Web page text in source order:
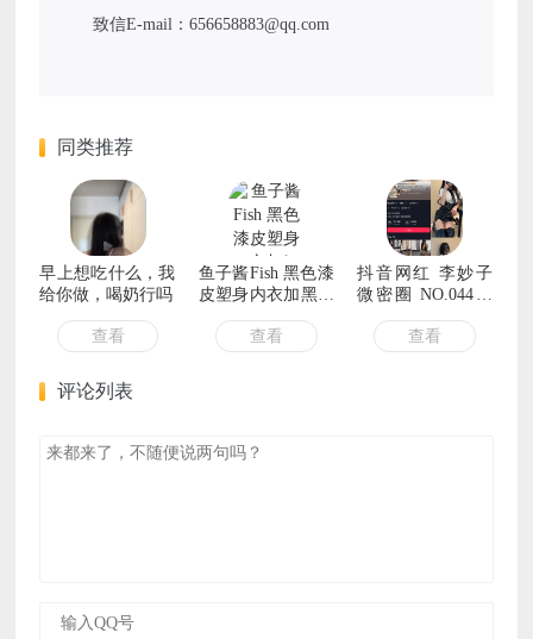
致信E-mail：656658883@qq.com
同类推荐
早上想吃什么，我
给你做，喝奶行吗
查看
鱼子酱Fish 黑色漆
皮塑身内衣加黑丝
美腿性感私房写真
查看
抖音网红 李妙子
微密圈 NO.044期
【21P1V】
查看
评论列表